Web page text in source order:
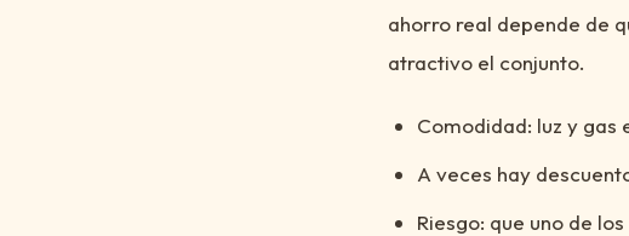
ahorro real depende de
atractivo el conjunto.
Comodidad: luz y gas
A veces hay
Riesgo: que uno de